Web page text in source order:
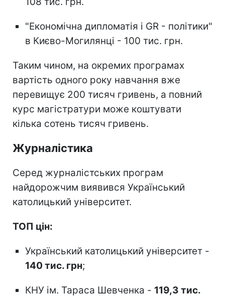
"Економічна дипломатія і GR - політики"
в Києво-Могилянці - 100 тис. грн.
Таким чином, на окремих програмах
вартість одного року навчання вже
перевищує 200 тисяч гривень, а повний
курс магістратури може коштувати
кілька сотень тисяч гривень.
Журналістика
Серед журналістських програм
найдорожчим виявився Український
католицький університет.
ТОП цін:
Український католицький університет -
140 тис. грн;
КНУ ім. Тараса Шевченка - 119,3 тис.